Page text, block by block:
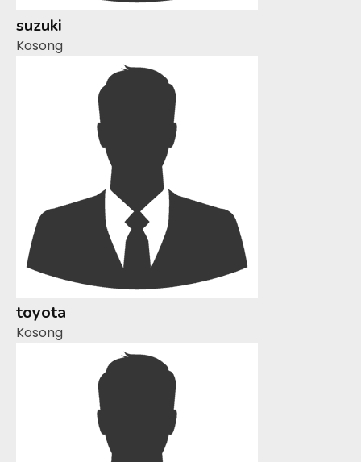
suzuki
Kosong
toyota
Kosong